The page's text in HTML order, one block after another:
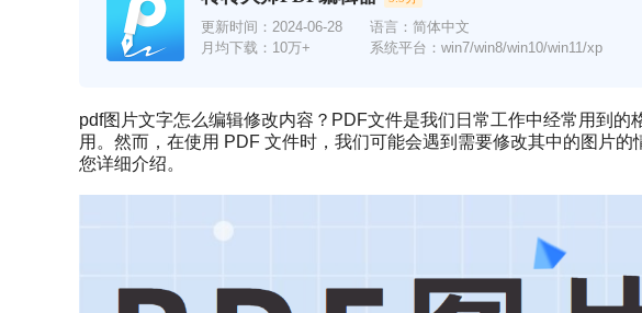
更新时间： 2024-06-28
月均下载：10万+
语言：简体中文
系统平台：win7/win8/win10/win11/xp
pdf图片文字怎么编辑修改内容？PDF文件是我们日常工作中经常用到的
用。然而，在使用 PDF 文件时，我们可能会遇到需要修改其中的图片
您详细介绍。